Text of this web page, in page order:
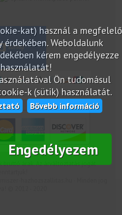
kat) használ a megfelelő
Weboldalunk
kérem engedélyezze
Ön tudomásul
k (sütik) használatát.
Bővebb információ
Engedélyezem
bruttó árak. Az árváltoztatás jogát